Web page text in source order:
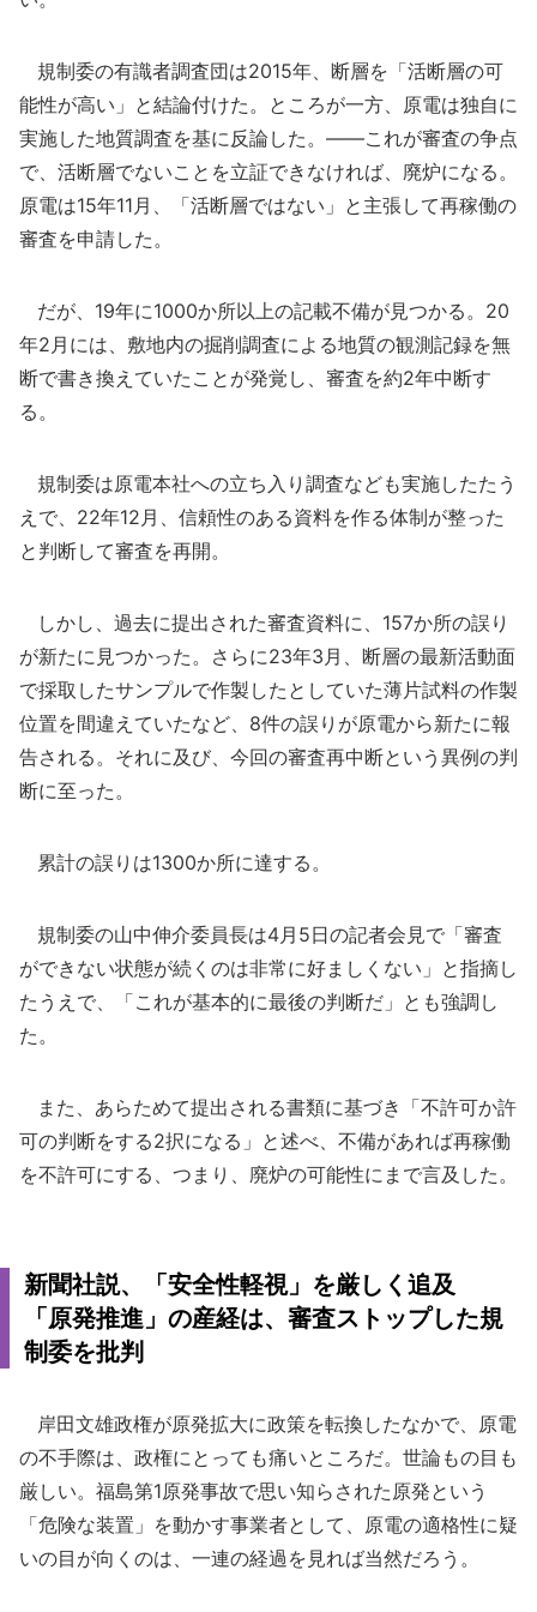
規制委の有識者調査団は2015年、断層を「活断層の可
能性が高い」と結論付けた。ところが一方、原電は独自に
実施した地質調査を基に反論した。――これが審査の争点
で、活断層でないことを立証できなければ、廃炉になる。
原電は15年11月、「活断層ではない」と主張して再稼働の
審査を申請した。
だが、19年に1000か所以上の記載不備が見つかる。20
年2月には、敷地内の掘削調査による地質の観測記録を無
断で書き換えていたことが発覚し、審査を約2年中断す
る。
規制委は原電本社への立ち入り調査なども実施したたう
えで、22年12月、信頼性のある資料を作る体制が整った
と判断して審査を再開。
しかし、過去に提出された審査資料に、157か所の誤り
が新たに見つかった。さらに23年3月、断層の最新活動面
で採取したサンプルで作製したとしていた薄片試料の作製
位置を間違えていたなど、8件の誤りが原電から新たに報
告される。それに及び、今回の審査再中断という異例の判
断に至った。
累計の誤りは1300か所に達する。
規制委の山中伸介委員長は4月5日の記者会見で「審査
ができない状態が続くのは非常に好ましくない」と指摘し
たうえで、「これが基本的に最後の判断だ」とも強調し
た。
また、あらためて提出される書類に基づき「不許可か許
可の判断をする2択になる」と述べ、不備があれば再稼働
を不許可にする、つまり、廃炉の可能性にまで言及した。
新聞社説、「安全性軽視」を厳しく追及
「原発推進」の産経は、審査ストップした規
制委を批判
岸田文雄政権が原発拡大に政策を転換したなかで、原電
の不手際は、政権にとっても痛いところだ。世論もの目も
厳しい。福島第1原発事故で思い知らされた原発という
「危険な装置」を動かす事業者として、原電の適格性に疑
いの目が向くのは、一連の経過を見れば当然だろう。